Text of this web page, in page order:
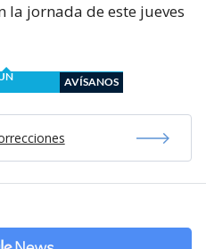
la jornada de este jueves
AVÍSANOS